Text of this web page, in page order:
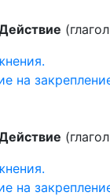
на
на